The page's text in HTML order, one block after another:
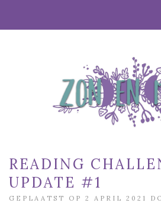
READING
UPDATE #1
GEPLAATST OP 2 APRIL 2021